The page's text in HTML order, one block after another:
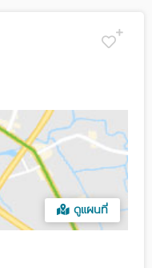
ดูแผนที่